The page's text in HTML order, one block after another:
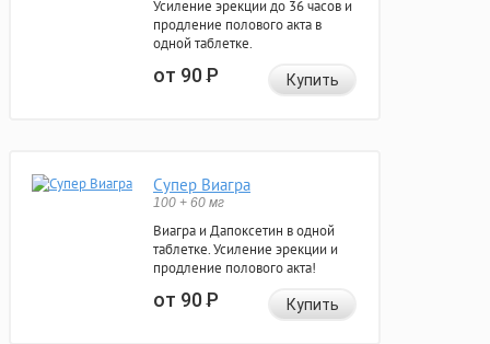
Усиление эрекции до 36 часов и
продление полового акта в
одной таблетке.
от 90Р Купить
Супер Виагра
100 + 60 мг
Виагра и Дапоксетин в одной
таблетке. Усиление эрекции и
продление полового акта!
от 90Р Купить